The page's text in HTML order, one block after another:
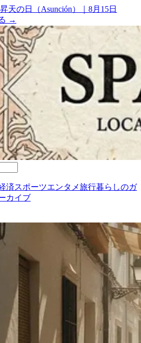
天の日（Asunción）
8月15日
→
済スポーツエンタメ旅行暮らしのガ
カイブ